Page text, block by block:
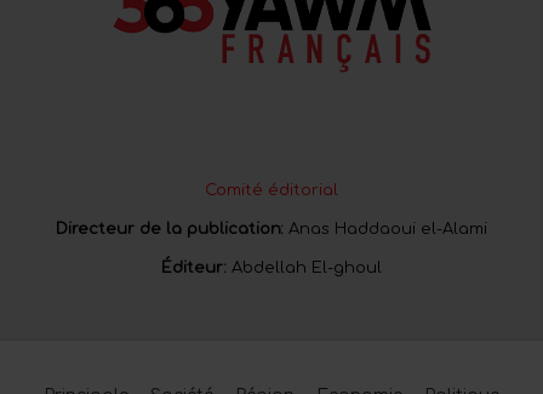
Comité éditorial
Directeur de la publication: Anas Haddaoui el-Alami
Éditeur: Abdellah El-ghoul